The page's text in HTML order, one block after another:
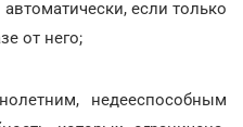
если только
от него;
недееспособным